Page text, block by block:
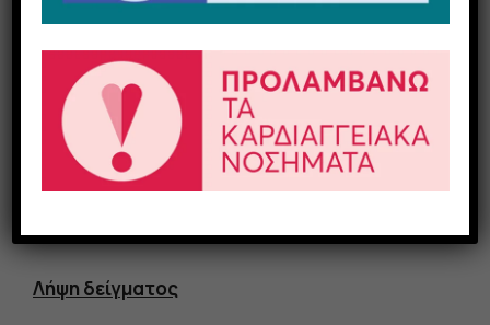
σώμα, φεύγουν και παθολογικά κύτταρα που
μπορεί να φανούν χρήσιμα στον κυτταρολόγο
για να αναγνωριστεί το δείγμα. Είναι μία
εξέταση που μπορεί να προσφέρει στη
διάγνωση του καρκίνου της ουροδόχου κύστης
καρκίνου άλλων οργάνων.
Λήψη δείγματος